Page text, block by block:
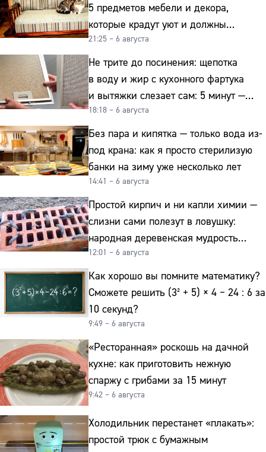
5 предметов мебели и декора,
которые крадут уют и должны
отправиться на свалку прямо сейчас
21:25 – 6 августа
Не трите до посинения: щепотка
в воду и жир с кухонного фартука
и вытяжки слезает сам: 5 минут —
и сверкает как новая
18:18 – 6 августа
Без пара и кипятка — только вода из-
под крана: как я просто стерилизую
банки на зиму уже несколько лет
14:41 – 6 августа
Простой кирпич и ни капли химии —
слизни сами полезут в ловушку:
народная деревенская мудрость
реально работает
12:01 – 6 августа
Как хорошо вы помните математику?
Сможете решить (3² + 5) × 4 − 24 : 6 за
10 секунд?
9:49 – 6 августа
«Ресторанная» роскошь на дачной
кухне: как приготовить нежную
спаржу с грибами за 15 минут
9:42 – 6 августа
Холодильник перестанет «плакать»:
простой трюк с бумажным